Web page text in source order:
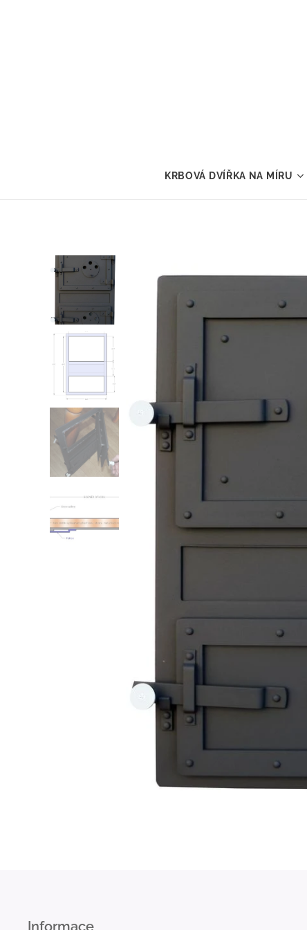
KRBOVÁ DVÍŘKA NA MÍRU
Informace